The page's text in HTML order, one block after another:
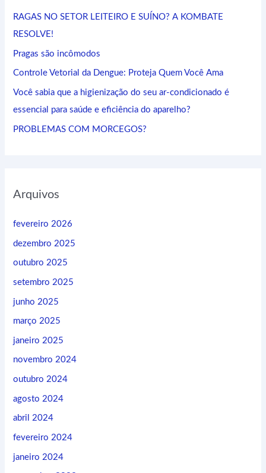
r
p
o
r
:
RAGAS NO SETOR LEITEIRO E SUÍNO? A KOMBATE
RESOLVE!
Pragas são incômodos
Controle Vetorial da Dengue: Proteja Quem Você Ama
Você sabia que a higienização do seu ar-condicionado é
essencial para saúde e eficiência do aparelho?
PROBLEMAS COM MORCEGOS?
Arquivos
fevereiro 2026
dezembro 2025
outubro 2025
setembro 2025
junho 2025
março 2025
janeiro 2025
novembro 2024
outubro 2024
agosto 2024
abril 2024
fevereiro 2024
janeiro 2024